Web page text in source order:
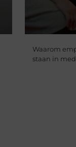
Waarom
staan in